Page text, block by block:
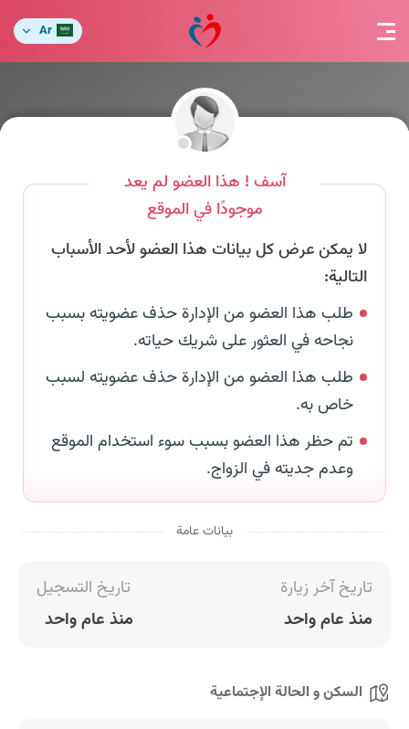
Ar
آسف ! هذا العضو لم يعد
موجودًا في الموقع
لا يمكن عرض كل بيانات هذا العضو لأحد الأسباب
التالية:
طلب هذا العضو من الإدارة حذف عضويته بسبب
نجاحه في العثور على شريك حياته.
طلب هذا العضو من الإدارة حذف عضويته لسبب
خاص به.
تم حظر هذا العضو بسبب سوء استخدام الموقع
وعدم جديته في الزواج.
بيانات عامة
تاريخ آخر زيارة
منذ عام واحد
تاريخ التسجيل
منذ عام واحد
السكن و الحالة الإجتماعية